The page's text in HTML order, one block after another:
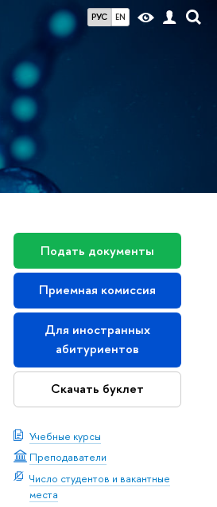
РУС EN
Подать документы
Приемная комиссия
Для иностранных
абитуриентов
Скачать буклет
Учебные курсы
Преподаватели
Число студентов и вакантные
места